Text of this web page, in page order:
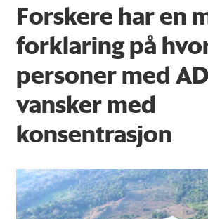
Forskere har en
forklaring på
personer med
vansker med
konsentrasjon